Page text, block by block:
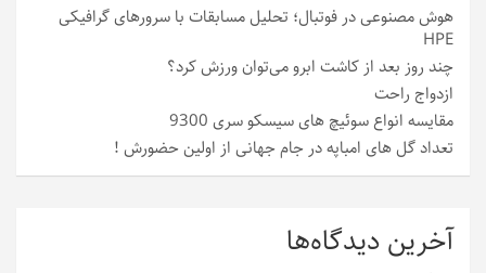
هوش مصنوعی در فوتبال؛ تحلیل مسابقات با سرورهای گرافیکی
HPE
چند روز بعد از کاشت ابرو می‌توان ورزش کرد؟
ازدواج راحت
مقایسه انواع سوئیچ های سیسکو سری 9300
تعداد گل های امباپه در جام جهانی از اولین حضورش !
آخرین دیدگاه‌ها